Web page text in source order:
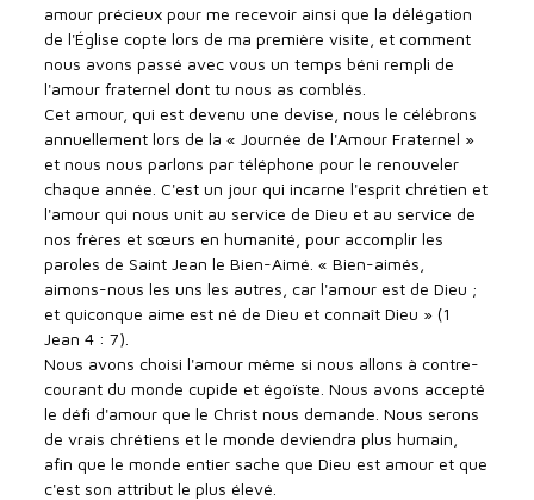
amour précieux pour me recevoir ainsi que la délégation
de l'Église copte lors de ma première visite, et comment
nous avons passé avec vous un temps béni rempli de
l'amour fraternel dont tu nous as comblés.
Cet amour, qui est devenu une devise, nous le célébrons
annuellement lors de la « Journée de l'Amour Fraternel »
et nous nous parlons par téléphone pour le renouveler
chaque année. C'est un jour qui incarne l'esprit chrétien et
l'amour qui nous unit au service de Dieu et au service de
nos frères et sœurs en humanité, pour accomplir les
paroles de Saint Jean le Bien-Aimé. « Bien-aimés,
aimons-nous les uns les autres, car l'amour est de Dieu ;
et quiconque aime est né de Dieu et connaît Dieu » (1
Jean 4 : 7).
Nous avons choisi l'amour même si nous allons à contre-
courant du monde cupide et égoïste. Nous avons accepté
le défi d'amour que le Christ nous demande. Nous serons
de vrais chrétiens et le monde deviendra plus humain,
afin que le monde entier sache que Dieu est amour et que
c'est son attribut le plus élevé.